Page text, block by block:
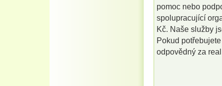
pomoc nebo
spolupracující
Kč. Naše služby
Pokud
odpovědný za